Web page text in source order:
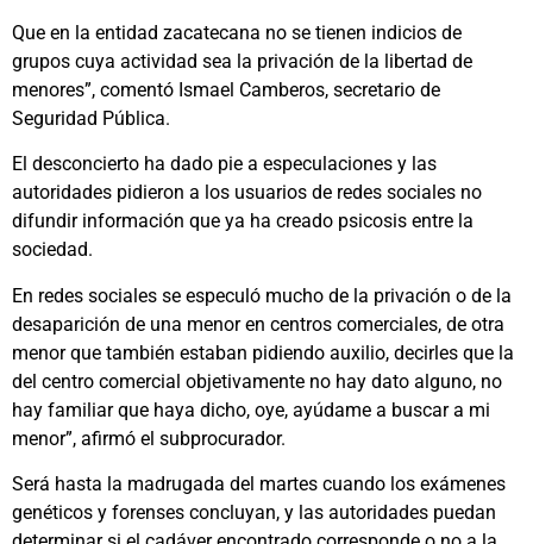
Que en la entidad zacatecana no se tienen indicios de
grupos cuya actividad sea la privación de la libertad de
menores”, comentó Ismael Camberos, secretario de
Seguridad Pública.
El desconcierto ha dado pie a especulaciones y las
autoridades pidieron a los usuarios de redes sociales no
difundir información que ya ha creado psicosis entre la
sociedad.
En redes sociales se especuló mucho de la privación o de la
desaparición de una menor en centros comerciales, de otra
menor que también estaban pidiendo auxilio, decirles que la
del centro comercial objetivamente no hay dato alguno, no
hay familiar que haya dicho, oye, ayúdame a buscar a mi
menor”, afirmó el subprocurador.
Será hasta la madrugada del martes cuando los exámenes
genéticos y forenses concluyan, y las autoridades puedan